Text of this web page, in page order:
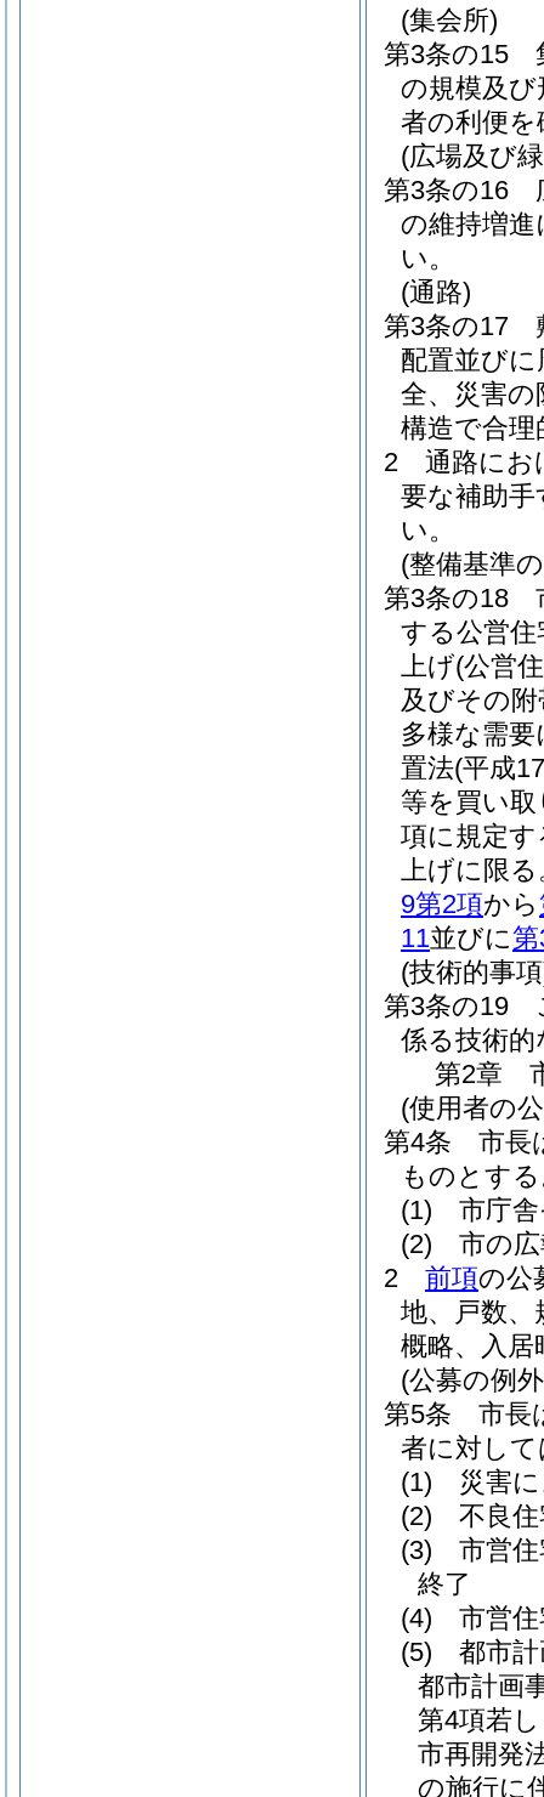
(集会所)
第3条の15
の規模及
者の利便
(広場及び
第3条の16
の維持増
い。
(通路)
第3条の17
配置並び
全、災害
構造で合
2
通路にお
要な補助
い。
(整備基準
第3条の18
する公営
上げ(公営
及びその
多様な需
置法(平成
等を買い
項に規定
上げに限る
9第2項から
11並びに
(技術的事
第3条の19
係る技術
第2章
(使用者の
第4条
市長
ものとす
(1)
市庁
(2)
市の
2
前項の公
地、戸数、
概略、入
(公募の例
第5条
市長
者に対し
(1)
災害
(2)
不良
(3)
市営
終了
(4)
市営
(5)
都市
都市計画
第4項若
市再開発
の施行に